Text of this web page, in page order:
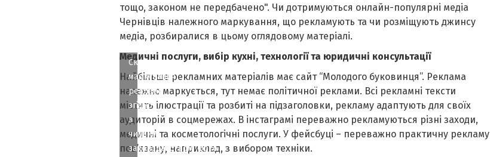
тощо, законом не передбачено". Чи дотримуються онлайн-популярні медіа
Чернівців належного маркування, що рекламують та чи розміщують джинсу
медіа, розбиралися в цьому оглядовому матеріалі.
Медичні послуги, вибір кухні, технології та юридичні консультації
Найбільше рекламних матеріалів має сайт “Молодого буковинця”. Реклама
належно маркується, тут немає політичної реклами. Всі рекламні тексти
містять ілюстрації та розбиті на підзаголовки, рекламу адаптують для своїх
аудиторій в соцмережах. В інстаграмі переважно рекламуються різні заходи,
медичні та косметологічні послуги. У фейсбуці – переважно практичну рекламу
пов’язану, наприклад, з вибором техніки.
Скриншот
маркування
реклами
згідно
з
чинним
законодавством. Фото